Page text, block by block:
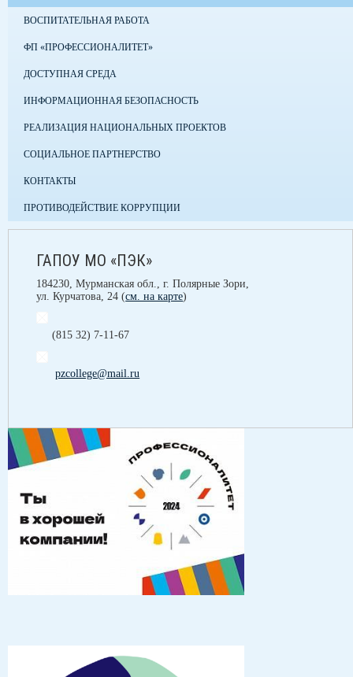
ВОСПИТАТЕЛЬНАЯ РАБОТА
ФП «ПРОФЕССИОНАЛИТЕТ»
ДОСТУПНАЯ СРЕДА
ИНФОРМАЦИОННАЯ БЕЗОПАСНОСТЬ
РЕАЛИЗАЦИЯ НАЦИОНАЛЬНЫХ ПРОЕКТОВ
СОЦИАЛЬНОЕ ПАРТНЕРСТВО
КОНТАКТЫ
ПРОТИВОДЕЙСТВИЕ КОРРУПЦИИ
ГАПОУ МО «ПЭК»
184230, Мурманская обл., г. Полярные Зори,
ул. Курчатова, 24 (см. на карте)
(815 32) 7-11-67
pzcollege@mail.ru